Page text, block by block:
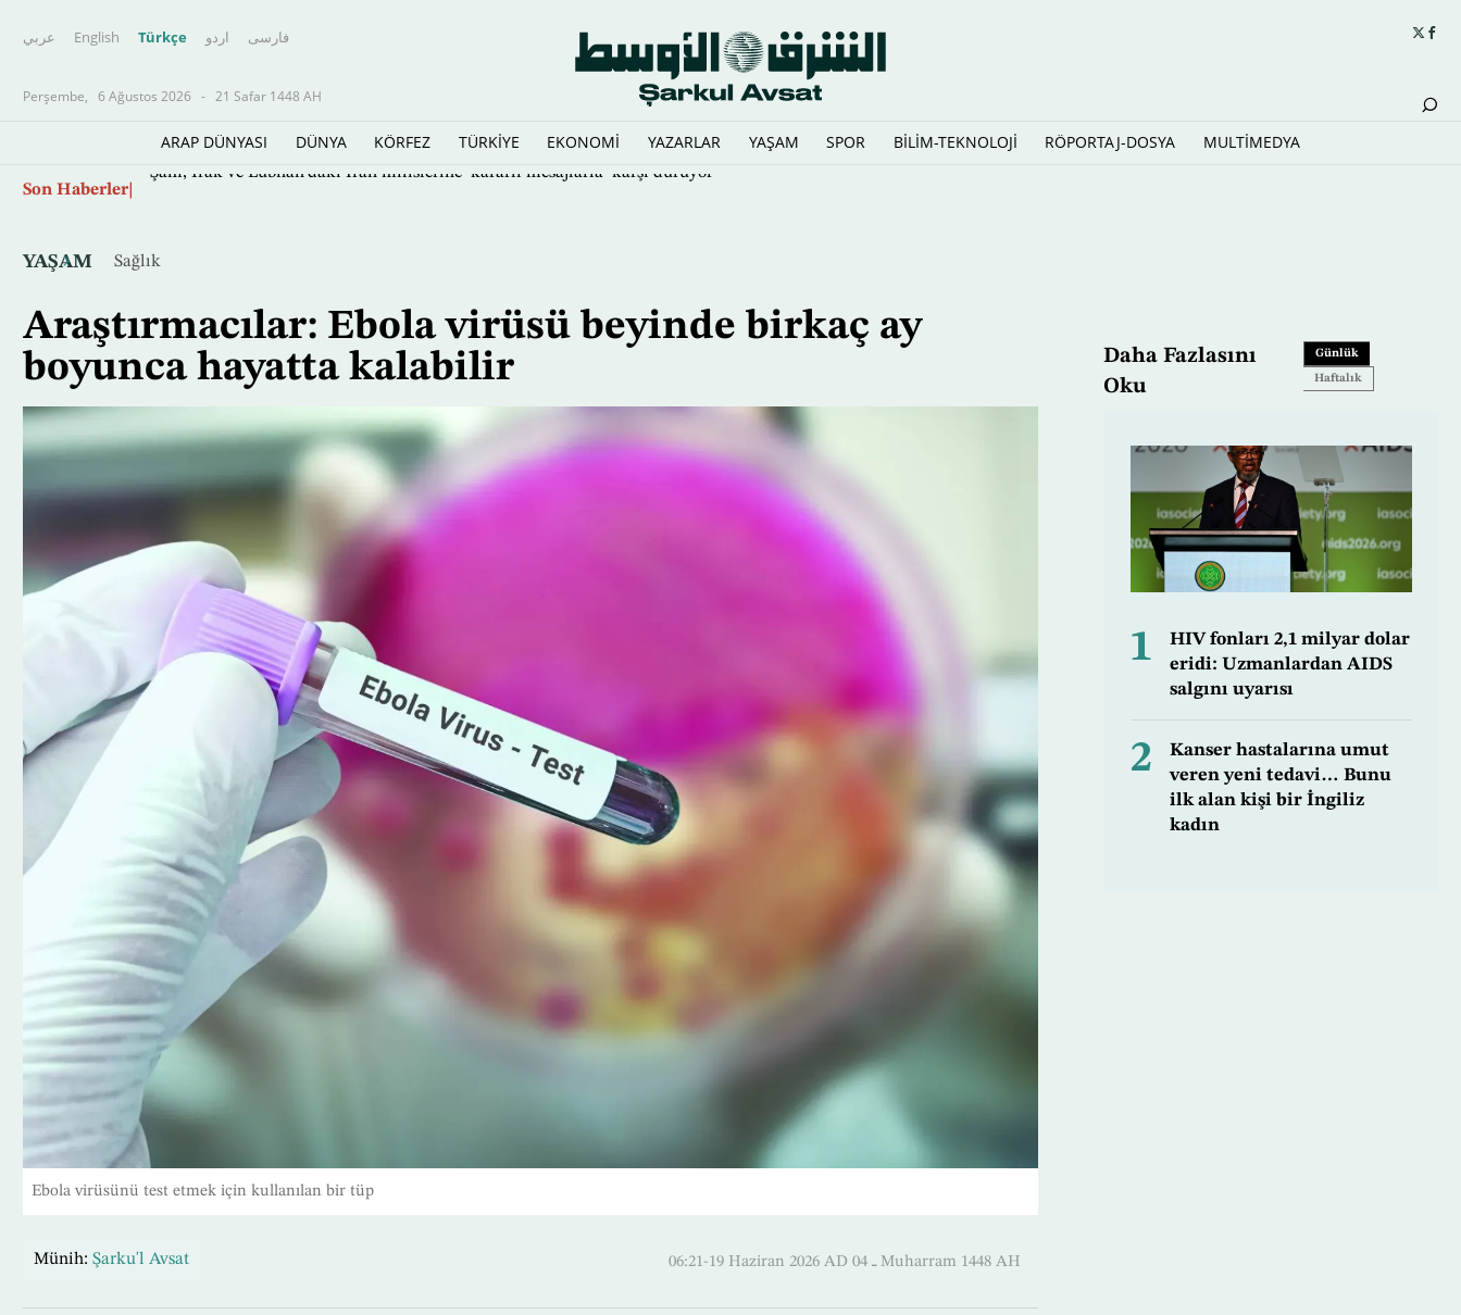
عربي English Türkçe اردو فارسى
Perşembe, 6 Ağustos 2026 - 21 Safar 1448 AH
ARAP DÜNYASI DÜNYA KÖRFEZ TÜRKİYE EKONOMİ YAZARLAR YAŞAM SPOR BİLİM-TEKNOLOJİ RÖPORTAJ-DOSYA MULTİMEDYA
Ana
Son Haberler
YAŞAM Sağlık
Araştırmacılar: Ebola virüsü beyinde birkaç ay
boyunca hayatta kalabilir
Ebola virüsünü test etmek için kullanılan bir tüp
Münih: Şarku'l Avsat 06:21-19 Haziran 2026 AD ـ 04 Muharram 1448 AH
Daha Fazlasını
Oku
Günlük
Haftalık
1
HIV fonları 2,1 milyar dolar
eridi: Uzmanlardan AIDS
salgını uyarısı
2
Kanser hastalarına umut
veren yeni tedavi… Bunu
ilk alan kişi bir İngiliz
kadın